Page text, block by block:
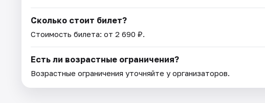
Сколько стоит билет?
Стоимость билета: от 2 690 ₽.
Есть ли возрастные ограничения?
Возрастные ограничения уточняйте у организаторов.